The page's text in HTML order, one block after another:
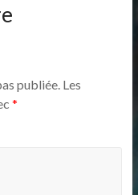
publiée.Les
*